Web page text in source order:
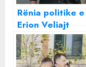
Rënia politike e
Erion Veliajt